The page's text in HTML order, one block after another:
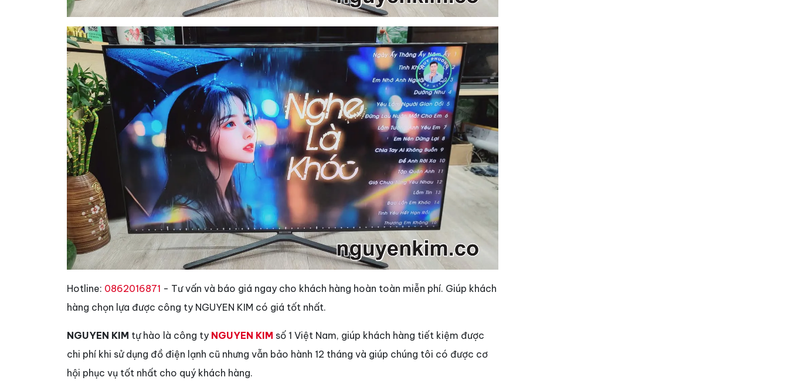
Hotline: 0862016871 - Tư vấn và báo giá ngay cho khách hàng hoàn toàn miễn phí. Giúp khách
hàng chọn lựa được công ty NGUYEN KIM có giá tốt nhất.
NGUYEN KIM tự hào là công ty NGUYEN KIM số 1 Việt Nam, giúp khách hàng tiết kiệm được
chi phí khi sử dụng đồ điện lạnh cũ nhưng vẫn bảo hành 12 tháng và giúp chúng tôi có được cơ
hội phục vụ tốt nhất cho quý khách hàng.